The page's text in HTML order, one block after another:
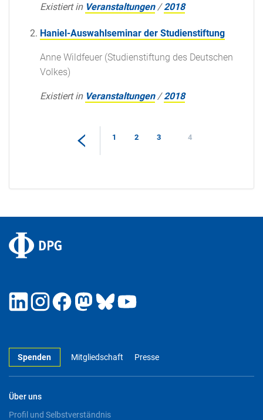
Existiert in Veranstaltungen /2018
Haniel-Auswahlseminar der Studienstiftung
Anne Wildfeuer (Studienstiftung des Deutschen
Volkes)
Existiert in Veranstaltungen /2018
1 2 3 4
Spenden Mitgliedschaft Presse
Über uns
Profil und Selbstverständnis